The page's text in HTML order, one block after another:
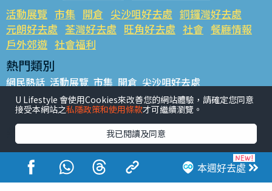
本週好去處
活動展覽 市集 開倉 尖沙咀好去處 銅鑼灣好去處
元朗好去處 荃灣好去處 旺角好去處 社會 餐廳情報
戶外郊遊 社會福利
熱門類別
網民熱話 活動展覽 市集 開倉 尖沙咀好去處
銅鑼灣好去處 元朗好去處 荃灣好去處 旺角好去處 社會
餐廳情報 戶外郊遊
熱門標籤
#UGO搵好去處 #人氣活動推介 #美食社群熱話
#親子玩樂好去處
#ULifestyle應用程式
#限時搶
#UJetso禮物放送
#ULifestyle商戶中心 #著數 #網絡熱話
U Lifestyle 會使用Cookies來改善您的網站體驗，請確定您同意
接受本網站之私隱政策和使用條款才可繼續瀏覽。
我已閱讀及同意